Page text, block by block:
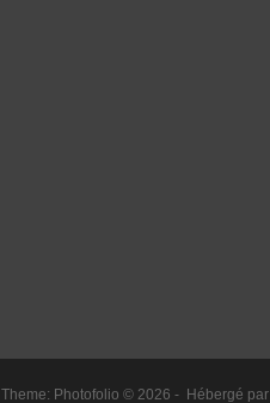
Theme: Photofolio © 2026 - Hébergé par